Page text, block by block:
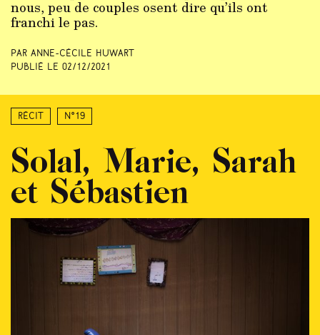
nous, peu de couples osent dire qu’ils ont
franchi le pas.
Par Anne-Cécile Huwart
Publié le 02/12/2021
Récit N°19
Solal, Marie, Sarah
et Sébastien